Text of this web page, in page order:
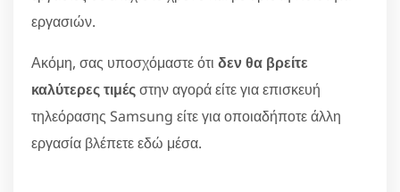
εργασιών.
Ακόμη, σας υποσχόμαστε ότι δεν θα βρείτε
καλύτερες τιμέςστην αγορά είτε για επισκευή
τηλεόρασης Samsung είτε για οποιαδήποτε άλλη
εργασία βλέπετε εδώ μέσα.